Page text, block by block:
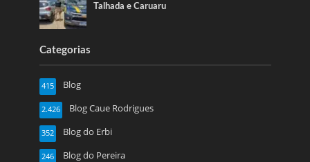
Talhada e Caruaru
Categorias
Blog
415
Blog Caue Rodrigues
2.426
Blog do Erbi
352
Blog do Pereira
246